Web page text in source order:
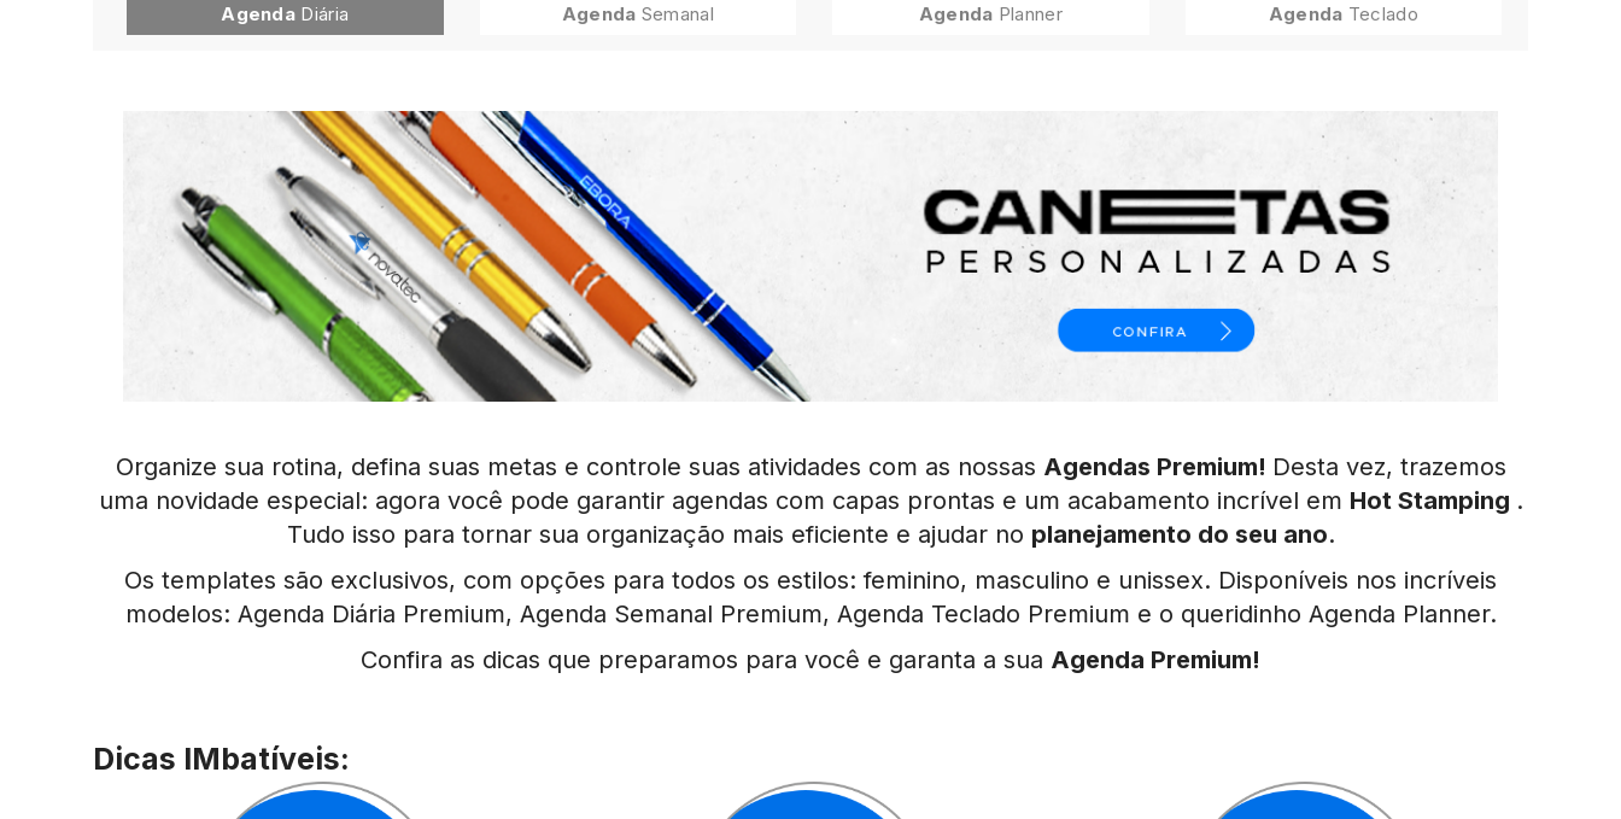
Agenda Diária Agenda Semanal Agenda Planner Agenda Teclado
Organize sua rotina, defina suas metas e controle suas atividades com as nossas Agendas Premium! Desta vez, trazemos
uma novidade especial: agora você pode garantir agendas com capas prontas e um acabamento incrível em Hot Stamping .
Tudo isso para tornar sua organização mais eficiente e ajudar no planejamento do seu ano.
Os templates são exclusivos, com opções para todos os estilos: feminino, masculino e unissex. Disponíveis nos incríveis
modelos: Agenda Diária Premium, Agenda Semanal Premium, Agenda Teclado Premium e o queridinho Agenda Planner.
Confira as dicas que preparamos para você e garanta a sua Agenda Premium!
Dicas IMbatíveis: